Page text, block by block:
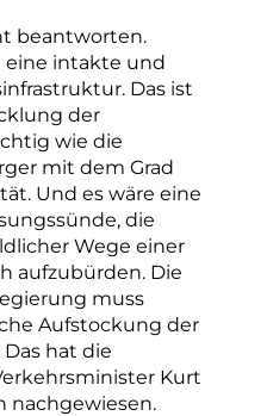
beantworten.
eine intakte und
Das ist
der
wie die
mit dem Grad
Und es wäre eine
die
Wege einer
aufzubürden. Die
muss
Aufstockung der
hat die
Kurt
nachgewiesen.